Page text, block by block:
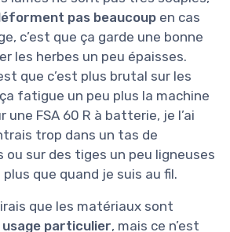
pas beaucoup en cas
c’est que ça garde une bonne
les herbes un peu épaisses.
que c’est plus brutal sur les
fatigue un peu plus la machine
une FSA 60 R à batterie, je l’ai
trop dans un tas de
ou sur des tiges un peu ligneuses
que quand je suis au fil.
que les matériaux sont
particulier, mais ce n’est